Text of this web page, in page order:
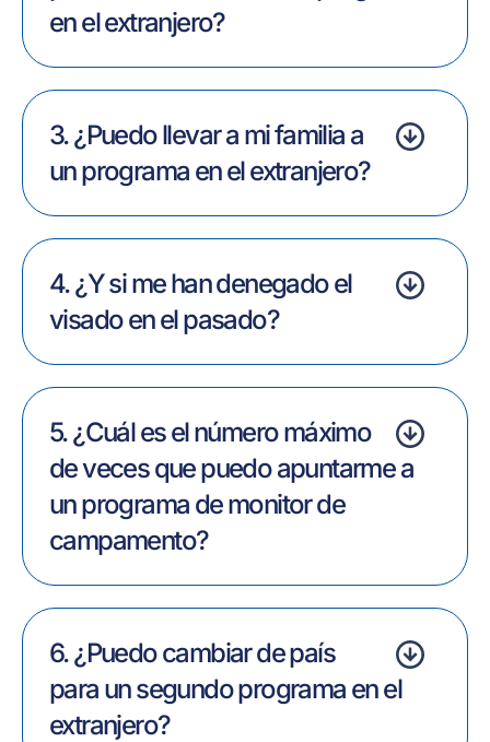
en el extranjero?
3. ¿Puedo llevar a mi familia a
un programa en el extranjero?
4. ¿Y si me han denegado el
visado en el pasado?
5. ¿Cuál es el número máximo
de veces que puedo apuntarme a
un programa de monitor de
campamento?
6. ¿Puedo cambiar de país
para un segundo programa en el
extranjero?